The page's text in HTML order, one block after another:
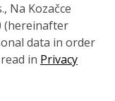
Na Kozačce
(hereinafter
data in order
in Privacy